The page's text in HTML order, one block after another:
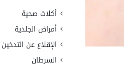
أكلات صحية
أمراض الجلدية
الإقلاع عن التدخين
السرطان